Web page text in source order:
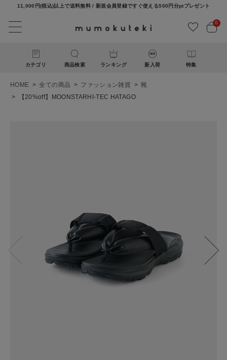
11,000円(税込)以上で送料無料 / 新規会員登録ですぐ使える500円分ptプレゼント
0
カテゴリ 商品検索 ランキング 新入荷 特集
HOME 全ての商品 ファッション雑貨
靴
【20%off】MOONSTARHI-TEC HATAGO